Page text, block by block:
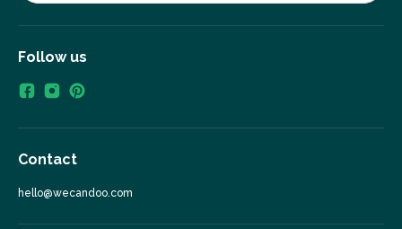
Follow us
Contact
hello@wecandoo.com